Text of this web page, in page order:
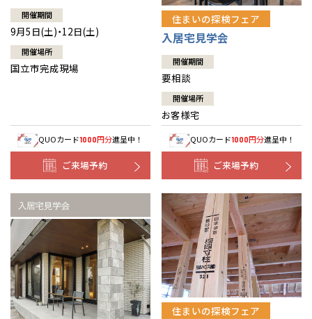
開催期間
9月5日(土)・12日(土)
開催場所
国立市完成現場
QUOカード1000円分進呈中！
ご来場予約
住まいの探検フェア
入居宅見学会
開催期間
要相談
開催場所
お客様宅
QUOカード1000円分進呈中！
ご来場予約
住まいの探検フェア